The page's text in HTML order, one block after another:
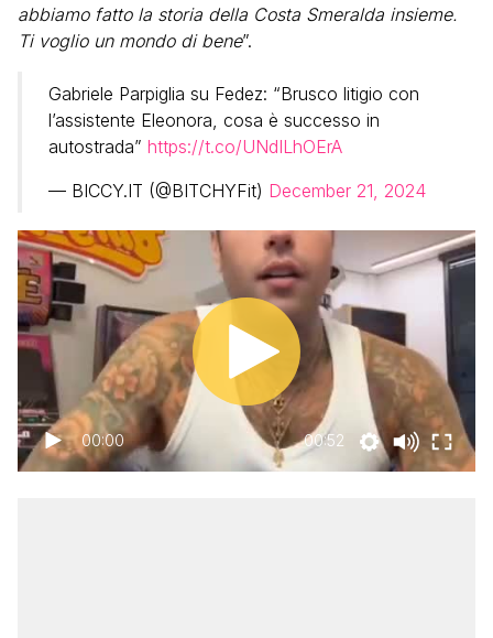
abbiamo fatto la storia della Costa Smeralda insieme.
Ti voglio un mondo di bene”.
Gabriele Parpiglia su Fedez: “Brusco litigio con
l’assistente Eleonora, cosa è successo in
autostrada” https://t.co/UNdILhOErA
— BICCY.IT (@BITCHYFit) December 21, 2024
00:00 00:52